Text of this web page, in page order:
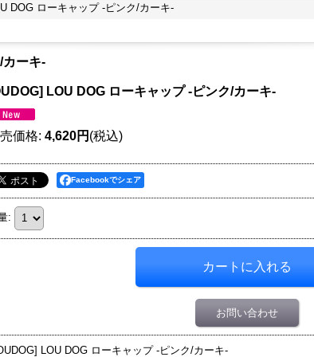
DOG ローキャップ -ピンク/カーキ-
カーキ-
LOU DOG ローキャップ -ピンク/カーキ-
価格: 4,620円 (税込)
Facebookでシェア
:
お問い合わせ
LOU DOG ローキャップ -ピンク/カーキ-